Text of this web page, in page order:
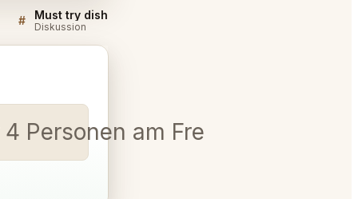
# Diskussion
am Freitag, dem 1